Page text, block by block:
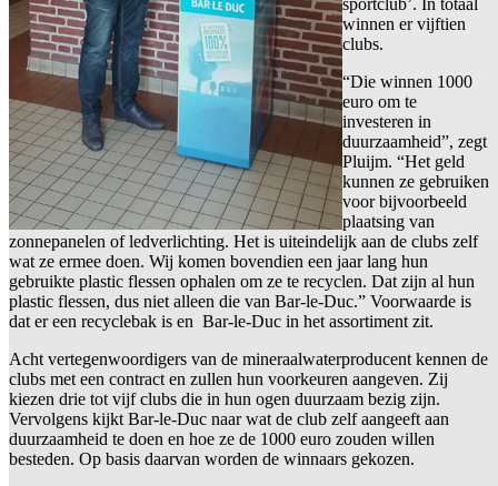
sportclub’. In totaal
winnen er vijftien
clubs.
“Die winnen 1000
euro om te
investeren in
duurzaamheid”, zegt
Pluijm. “Het geld
kunnen ze gebruiken
voor bijvoorbeeld
plaatsing van
zonnepanelen of ledverlichting. Het is uiteindelijk aan de clubs zelf
wat ze ermee doen. Wij komen bovendien een jaar lang hun
gebruikte plastic flessen ophalen om ze te recyclen. Dat zijn al hun
plastic flessen, dus niet alleen die van Bar-le-Duc.” Voorwaarde is
dat er een recyclebak is en Bar-le-Duc in het assortiment zit.
Acht vertegenwoordigers van de mineraalwaterproducent kennen de
clubs met een contract en zullen hun voorkeuren aangeven. Zij
kiezen drie tot vijf clubs die in hun ogen duurzaam bezig zijn.
Vervolgens kijkt Bar-le-Duc naar wat de club zelf aangeeft aan
duurzaamheid te doen en hoe ze de 1000 euro zouden willen
besteden. Op basis daarvan worden de winnaars gekozen.